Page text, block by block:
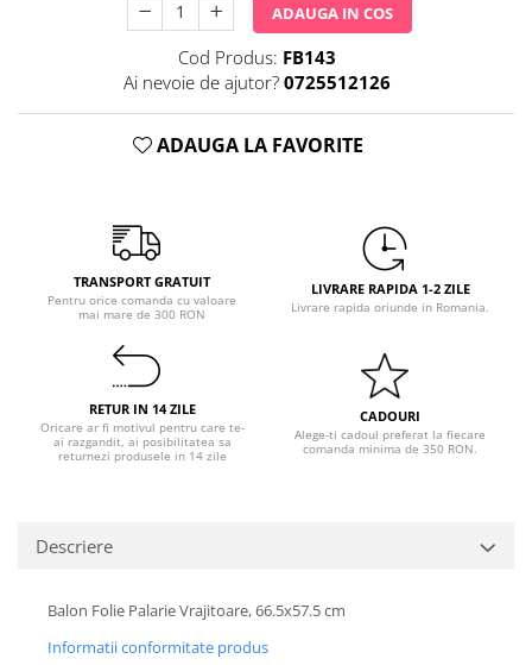
Petrecere Lovely Swan
Petrecere Mica Sirena
Petrecere Minnie Mouse
Petrecere Pisicute
Petrecere Printese Disney
Petrecere Anii '20
Petrecere Tropicala
Summer Party
Petrecere Majorat
Petrecere 30 ani
Ocazie
Anul Nou
Gender Reveal
ADAUGA IN COS
Cod Produs: FB143
Ai nevoie de ajutor? 0725512126
ADAUGA LA FAVORITE
TRANSPORT GRATUIT
Pentru orice comanda cu valoare
mai mare de 300 RON
LIVRARE RAPIDA 1-2 ZILE
Livrare rapida oriunde in Romania.
RETUR IN 14 ZILE
Oricare ar fi motivul pentru care te-
ai razgandit, ai posibilitatea sa
returnezi produsele in 14 zile
CADOURI
Alege-ti cadoul preferat la fiecare
comanda minima de 350 RON.
Descriere
Balon Folie Palarie Vrajitoare, 66.5x57.5 cm
Informatii conformitate produs